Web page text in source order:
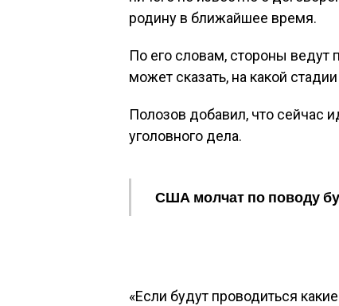
родину в ближайшее время.
По его словам, стороны ведут
может сказать, на какой
Полозов добавил, что сейчас
уголовного дела.
США молчат по поводу
«Если будут проводиться